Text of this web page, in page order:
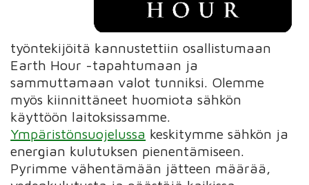
työntekijöitä kannustettiin osallistumaan
Earth Hour -tapahtumaan ja
sammuttamaan valot tunniksi. Olemme
myös kiinnittäneet huomiota sähkön
käyttöön laitoksissamme.
Ympäristönsuojelussa keskitymme sähkön ja
energian kulutuksen pienentämiseen.
Pyrimme vähentämään jätteen määrää,